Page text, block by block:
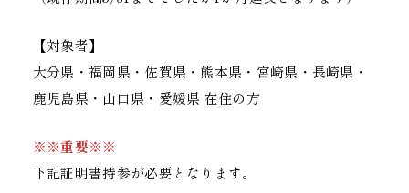
【対象者】
大分県・福岡県・佐賀県・熊本県・宮崎県・長崎県・
鹿児島県・山口県・愛媛県 在住の方
※※重要※※
下記証明書持参が必要となります。